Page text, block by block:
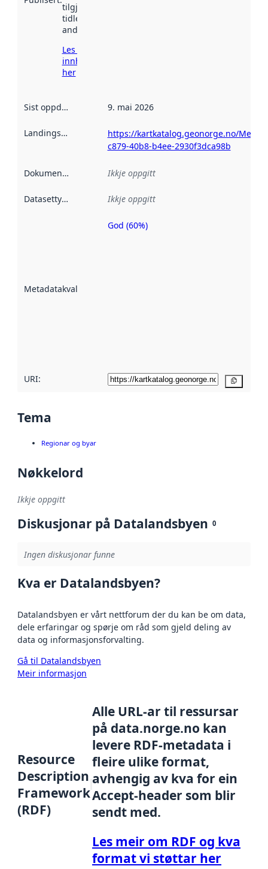
tilgjengeleg
tidlegare
andre stader.
Les meir om
innhenting
her
Sist oppdatert 9. mai 2026
Landingsside
https://kartkatalog.geonorge.no/
c879-40b8-b4ee-2930f3dca98b
Dokumentasjon Ikkje oppgitt
Datasettype Ikkje oppgitt
Metadatakvalitet
Metadatakvalitet
God (60%)
URI:
Tema
Regionar og byar
Nøkkelord
Ikkje oppgitt
Diskusjonar på Datalandsbyen 0
Ingen diskusjonar funne
Kva er Datalandsbyen?
Datalandsbyen er vårt nettforum der du kan be om data,
dele erfaringar og spørje om råd som gjeld deling av
data og informasjonsforvalting.
Gå til Datalandsbyen
Meir informasjon
Resource
Description
Framework
(RDF)
Alle URL-ar til ressursar
på data.norge.no kan
levere RDF-metadata i
fleire ulike format,
avhengig av kva for ein
Accept-header som blir
sendt med.
Les meir om RDF og kva
format vi støttar her